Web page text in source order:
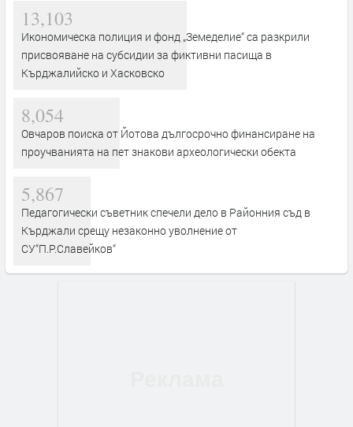
13,103
Икономическа полиция и фонд „Земеделие“ са разкрили
присвояване на субсидии за фиктивни пасища в
Кърджалийско и Хасковско
8,054
Овчаров поиска от Йотова дългосрочно финансиране на
проучванията на пет знакови археологически обекта
5,867
Педагогически съветник спечели дело в Районния съд в
Кърджали срещу незаконно уволнение от
СУ“П.Р.Славейков“